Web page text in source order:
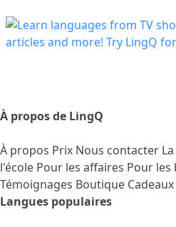
À propos de LingQ
À propos Prix Nous contacter
l'école Pour les affaires Pour les
Témoignages Boutique Cadeaux
Langues populaires